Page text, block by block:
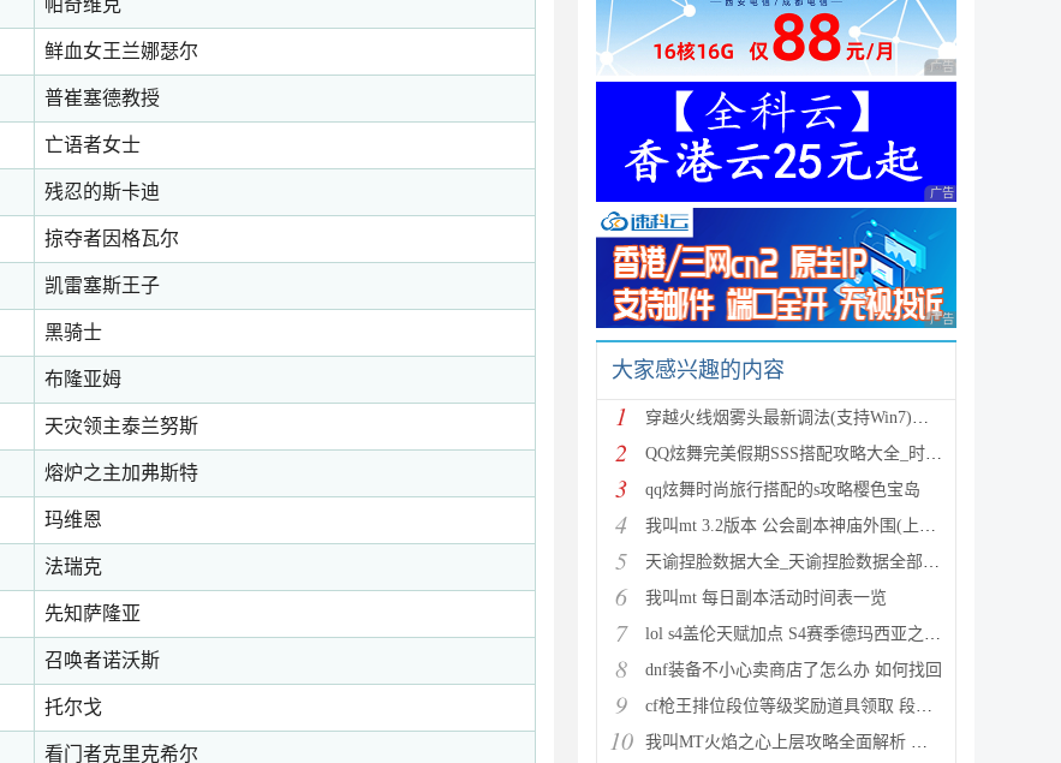
鲜血女王兰娜瑟尔
普崔塞德教授
亡语者女士
残忍的斯卡迪
掠夺者因格瓦尔
凯雷塞斯王子
黑骑士
布隆亚姆
天灾领主泰兰努斯
熔炉之主加弗斯特
玛维恩
法瑞克
先知萨隆亚
召唤者诺沃斯
托尔戈
看门者克里克希尔
广告 商业广告，理性
广告 商业广告，理性
广告 商业广告，理性
大家感兴趣的内容
1 穿越火线烟雾头最新调法(支持Win7)图文攻略
2 QQ炫舞完美假期SSS搭配攻略大全_时尚旅行完美假期1-15
3 qq炫舞时尚旅行搭配的s攻略樱色宝岛
4 我叫mt 3.2版本 公会副本神庙外围(上层)攻略心得
5 天谕捏脸数据大全_天谕捏脸数据全部汇总
6 我叫mt 每日副本活动时间表一览
7 lol s4盖伦天赋加点 S4赛季德玛西亚之力符文与出装推
8 dnf装备不小心卖商店了怎么办 如何找回
9 cf枪王排位段位等级奖励道具领取 段位等级奖励大全
10 我叫MT火焰之心上层攻略全面解析 挑战拉格罗斯